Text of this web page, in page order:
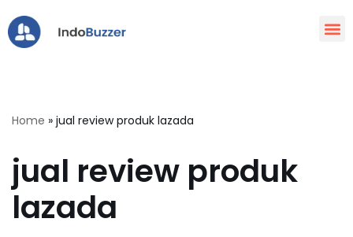
Lompat
Home » jual review produk lazada
jual review produk
lazada